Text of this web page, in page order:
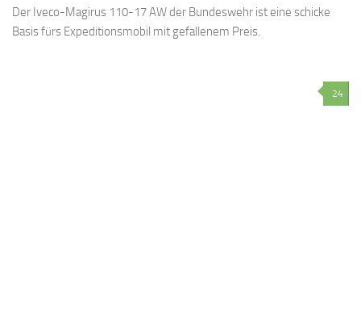
Der Iveco-Magirus 110-17 AW der Bundeswehr ist eine schicke
Basis fürs Expeditionsmobil mit gefallenem Preis.
24